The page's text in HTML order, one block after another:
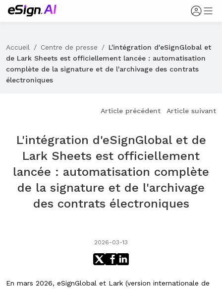
Accueil / Centre de presse / L'intégration d'eSignGlobal et
de Lark Sheets est officiellement lancée : automatisation
complète de la signature et de l'archivage des contrats
électroniques
Article précédent Article suivant
L'intégration d'eSignGlobal et de
Lark Sheets est officiellement
lancée : automatisation complète
de la signature et de l'archivage
des contrats électroniques
2026-03-13
En mars 2026, eSignGlobal et Lark (version internationale de